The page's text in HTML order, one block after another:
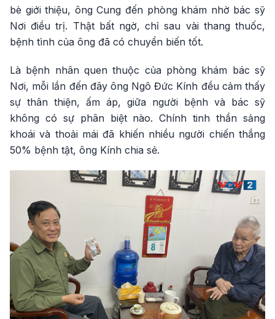
bè giới thiệu, ông Cung đến phòng khám nhờ bác sỹ
Nơi điều trị. Thật bất ngờ, chỉ sau vài thang thuốc,
bệnh tình của ông đã có chuyển biến tốt.
Là bệnh nhân quen thuộc của phòng khám bác sỹ
Nơi, mỗi lần đến đây ông Ngô Đức Kính đều cảm thấy
sự thân thiện, ấm áp, giữa người bệnh và bác sỹ
không có sự phân biệt nào. Chính tinh thần sảng
khoái và thoải mái đã khiến nhiều người chiến thắng
50% bệnh tật, ông Kính chia sẻ.